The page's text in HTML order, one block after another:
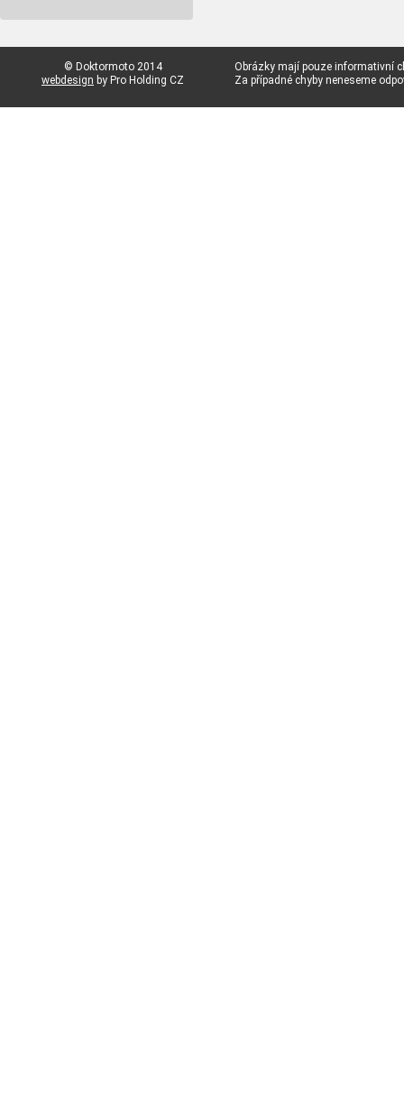
© Doktormoto 2014
webdesign by Pro Holding CZ
Obrázky mají pouze informativní
Za případné chyby neneseme